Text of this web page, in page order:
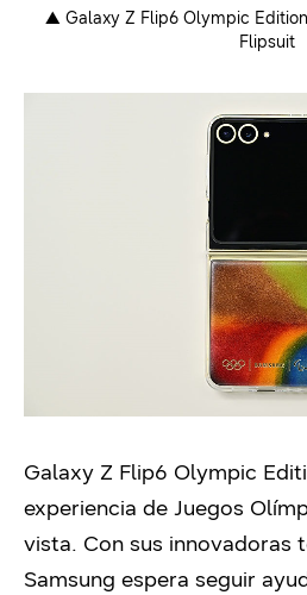
▲ Galaxy Z Flip6 Olympic
Flipsuit
Galaxy Z Flip6 Olympic
experiencia de Juegos
vista. Con sus innovadoras
Samsung espera seguir